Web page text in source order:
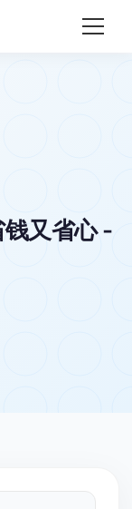
又省心 -